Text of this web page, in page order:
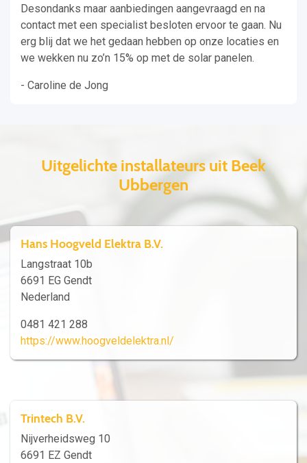
Desondanks maar aanbiedingen aangevraagd en na
contact met een specialist besloten ervoor te gaan. Nu
erg blij dat we het gedaan hebben op onze locaties en
we wekken nu zo’n 15% op met de solar panelen.
- Caroline de Jong
Uitgelichte installateurs uit Beek
Ubbergen
Hans Hoogveld Elektra B.V.
Langstraat 10b
6691 EG Gendt
Nederland
0481 421 288
https://www.hoogveldelektra.nl/
Trintech B.V.
Nijverheidsweg 10
6691 EZ Gendt